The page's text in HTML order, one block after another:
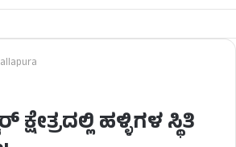
ಹಳ್ಳಿಗಳ ಸ್ಥಿತಿ